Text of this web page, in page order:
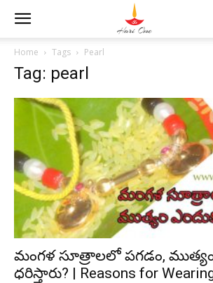
Home Tags Pearl
Tag: pearl
మంగళ సూత్రాలలో పగడం, ముత్యం
ధరిస్తారు? | Reasons for